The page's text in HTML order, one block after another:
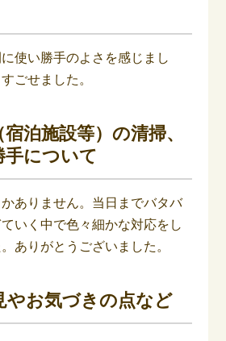
使い勝手のよさを感じまし
ごせました。
泊施設等）の清掃、
手について
ありません。当日までバタバ
いく中で色々細かな対応をし
ありがとうございました。
やお気づきの点など